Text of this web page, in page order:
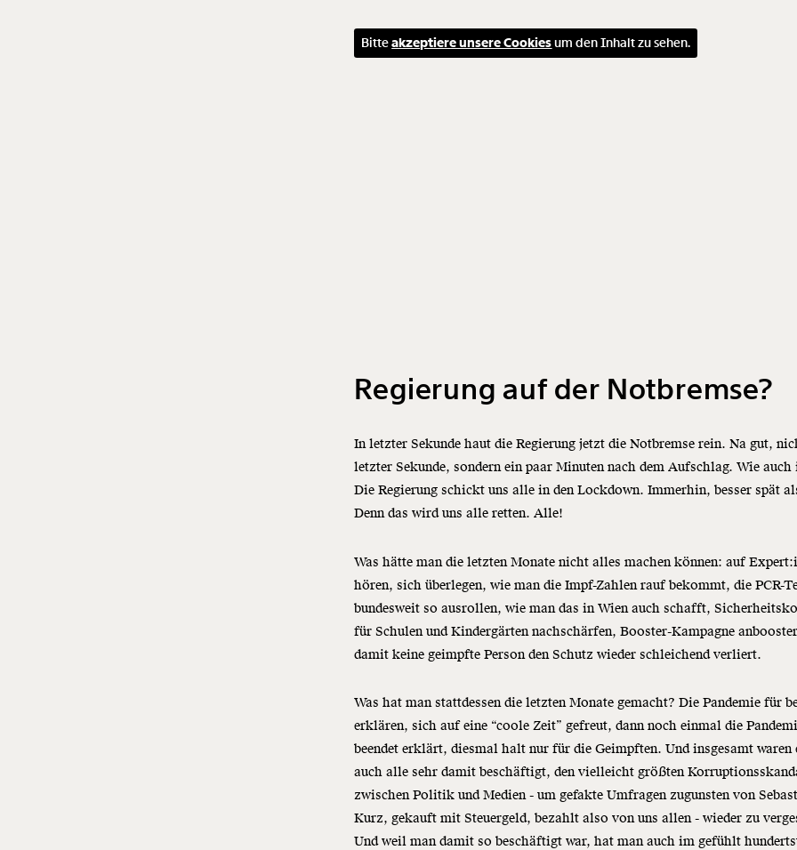
Bitteakzeptiere unsere Cookiesum den Inhalt zu sehen.
Regierung auf der Notbremse?
In letzter Sekunde haut die Regierung jetzt die Notbremse rein. Na gut,
letzter Sekunde, sondern ein paar Minuten nach dem Aufschlag. Wie
Die Regierung schickt uns alle in den Lockdown. Immerhin, besser spät
Denn das wird uns alle retten. Alle!
Was hätte man die letzten Monate nicht alles machen können: auf
hören, sich überlegen, wie man die Impf-Zahlen rauf bekommt, die PCR-
bundesweit so ausrollen, wie man das in Wien auch schafft,
für Schulen und Kindergärten nachschärfen, Booster-Kampagne
damit keine geimpfte Person den Schutz wieder schleichend verliert.
Was hat man stattdessen die letzten Monate gemacht? Die Pandemie für
erklären, sich auf eine “coole Zeit” gefreut, dann noch einmal die
beendet erklärt, diesmal halt nur für die Geimpften. Und insgesamt waren
auch alle sehr damit beschäftigt, den vielleicht größten
zwischen Politik und Medien - um gefakte Umfragen zugunsten von
Kurz, gekauft mit Steuergeld, bezahlt also von uns allen - wieder zu
Und weil man damit so beschäftigt war, hat man auch im gefühlt